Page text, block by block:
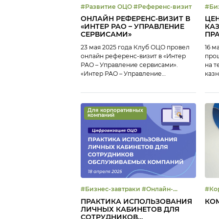
#Развитие ОЦО #Референс-визит
ОНЛАЙН РЕФЕРЕНС-ВИЗИТ В
«ИНТЕР РАО – УПРАВЛЕНИЕ
СЕРВИСАМИ»
23 мая 2025 года Клуб ОЦО провел
онлайн референс-визит в «Интер
РАО – Управление сервисами».
«Интер РАО – Управление
Иваново в 2019 году. За 6 лет работы
сегодня в нем работают более 800
сотрудников, ОЦО оказывает услуги
по бухгалтерскому и налоговому
учету и ведению отчетности;
кадровому […]
16
на
Для корпоративных
компаний
#Бизнес-завтраки #Онлайн-
завтрак #Сервисная культура
#Цифровизация
ПРАКТИКА ИСПОЛЬЗОВАНИЯ
ЛИЧНЫХ КАБИНЕТОВ ДЛЯ
СОТРУДНИКОВ